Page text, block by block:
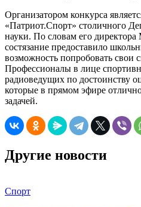
Организатором конкурса
«Патриот.Спорт» столичного
науки. По словам его
состязание предоставило
возможность попробовать свои
Профессионалы в лице
радиоведущих по достоинству
которые в прямом эфире
задачей.
Другие новости
Спорт